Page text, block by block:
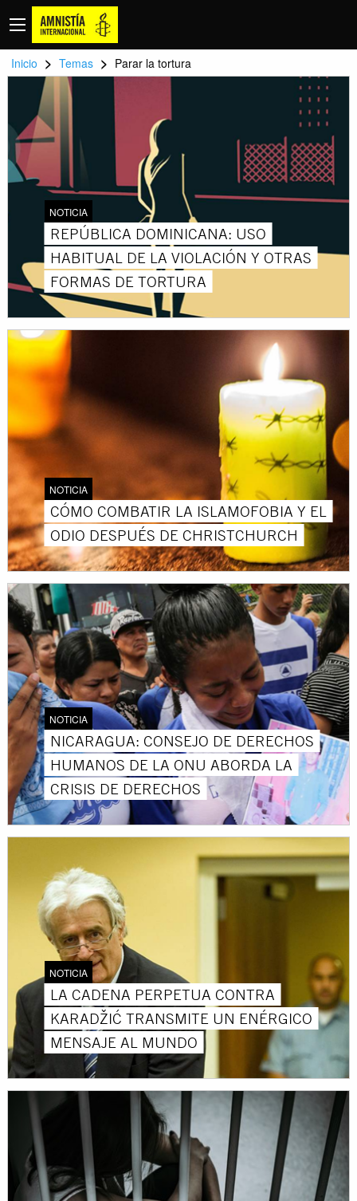
Inicio > Temas > Parar la tortura
NOTICIA
REPÚBLICA DOMINICANA: USO
HABITUAL DE LA VIOLACIÓN Y OTRAS
FORMAS DE TORTURA
NOTICIA
CÓMO COMBATIR LA ISLAMOFOBIA Y EL
ODIO DESPUÉS DE CHRISTCHURCH
NOTICIA
NICARAGUA: CONSEJO DE DERECHOS
HUMANOS DE LA ONU ABORDA LA
CRISIS DE DERECHOS
NOTICIA
LA CADENA PERPETUA CONTRA
KARADŽIĆ TRANSMITE UN ENÉRGICO
MENSAJE AL MUNDO